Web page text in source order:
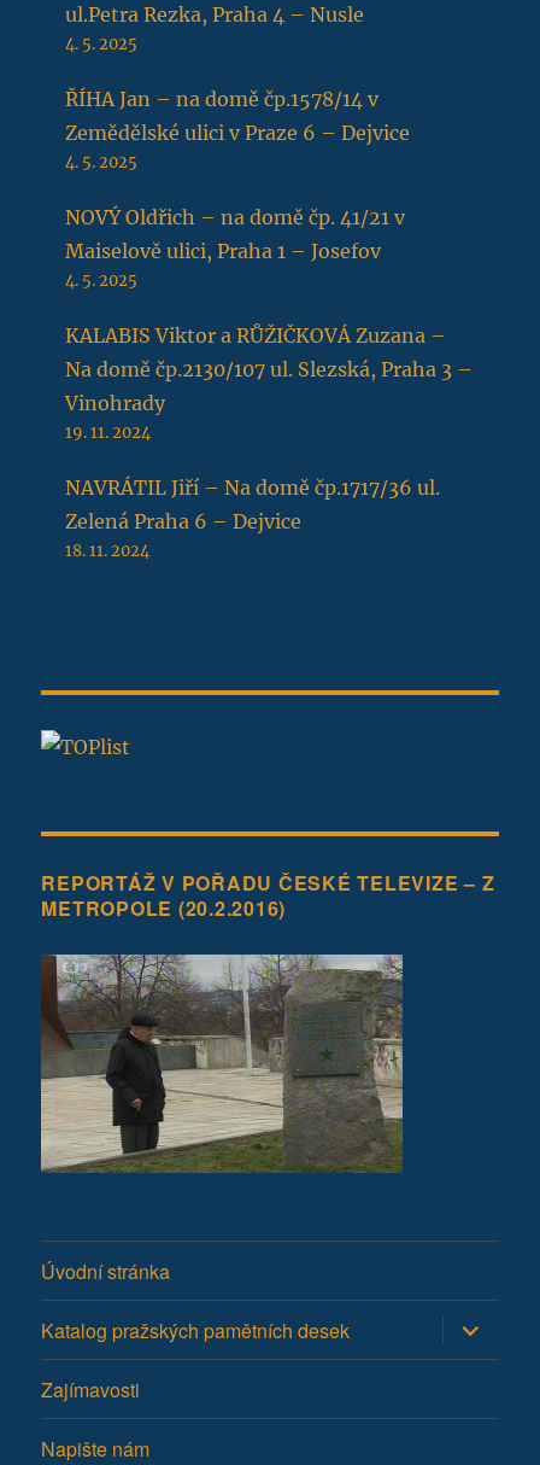
ul.Petra Rezka, Praha 4 – Nusle
4. 5. 2025
ŘÍHA Jan – na domě čp.1578/14 v
Zemědělské ulici v Praze 6 – Dejvice
4. 5. 2025
NOVÝ Oldřich – na domě čp. 41/21 v
Maiselově ulici, Praha 1 – Josefov
4. 5. 2025
KALABIS Viktor a RŮŽIČKOVÁ Zuzana –
Na domě čp.2130/107 ul. Slezská, Praha 3 –
Vinohrady
19. 11. 2024
NAVRÁTIL Jiří – Na domě čp.1717/36 ul.
Zelená Praha 6 – Dejvice
18. 11. 2024
REPORTÁŽ V POŘADU ČESKÉ TELEVIZE – Z
METROPOLE (20.2.2016)
Úvodní stránka
Katalog pražských pamětních desek Zobrazit
položky
Zajímavosti
Napište nám